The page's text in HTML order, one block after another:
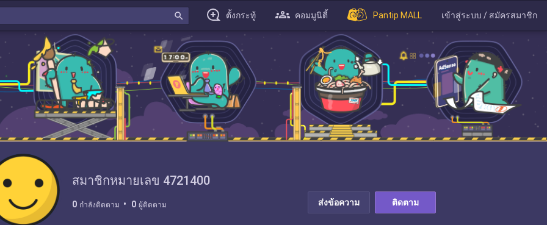
search ตั้งกระทู้ คอมมูนิตี้ Pantip MALL เข้าสู่ระบบ / สมัครสมาชิก
สมาชิกหมายเลข 4721400
0 กำลังติดตาม 0 ผู้ติดตาม ส่งข้อความ ติดตาม